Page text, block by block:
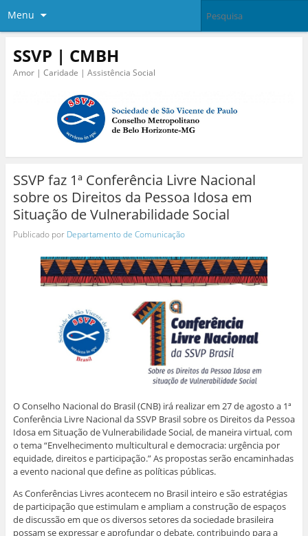
Menu
SSVP | CMBH
Amor | Caridade | Assistência Social
SSVP faz 1ª Conferência Livre Nacional
sobre os Direitos da Pessoa Idosa em
Situação de Vulnerabilidade Social
Publicado por Departamento de Comunicação
O Conselho Nacional do Brasil (CNB) irá realizar em 27 de agosto a 1ª
Conferência Livre Nacional da SSVP Brasil sobre os Direitos da Pessoa
Idosa em Situação de Vulnerabilidade Social, de maneira virtual, com
o tema “Envelhecimento multicultural e democracia: urgência por
equidade, direitos e participação.” As propostas serão encaminhadas
a evento nacional que define as políticas públicas.
As Conferências Livres acontecem no Brasil inteiro e são estratégias
de participação que estimulam e ampliam a construção de espaços
de discussão em que os diversos setores da sociedade brasileira
possam se expressar e aprofundar o debate, contribuindo para a